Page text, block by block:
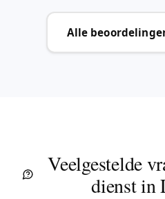
Alle
Veelgestelde
dienst in